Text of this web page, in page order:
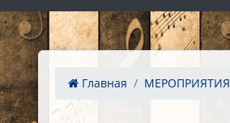
Главная МЕРОПРИЯТИЯ